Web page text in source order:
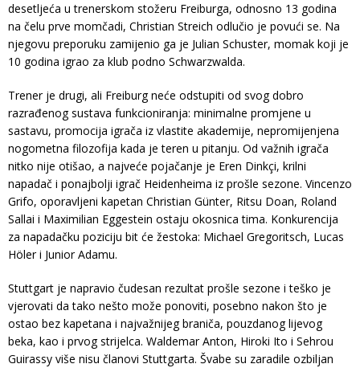
desetljeća u trenerskom stožeru Freiburga, odnosno 13 godina
na čelu prve momčadi, Christian Streich odlučio je povući se. Na
njegovu preporuku zamijenio ga je Julian Schuster, momak koji je
10 godina igrao za klub podno Schwarzwalda.
Trener je drugi, ali Freiburg neće odstupiti od svog dobro
razrađenog sustava funkcioniranja: minimalne promjene u
sastavu, promocija igrača iz vlastite akademije, nepromijenjena
nogometna filozofija kada je teren u pitanju. Od važnih igrača
nitko nije otišao, a najveće pojačanje je Eren Dinkçi, krilni
napadač i ponajbolji igrač Heidenheima iz prošle sezone. Vincenzo
Grifo, oporavljeni kapetan Christian Günter, Ritsu Doan, Roland
Sallai i Maximilian Eggestein ostaju okosnica tima. Konkurencija
za napadačku poziciju bit će žestoka: Michael Gregoritsch, Lucas
Höler i Junior Adamu.
Stuttgart je napravio čudesan rezultat prošle sezone i teško je
vjerovati da tako nešto može ponoviti, posebno nakon što je
ostao bez kapetana i najvažnijeg braniča, pouzdanog lijevog
beka, kao i prvog strijelca. Waldemar Anton, Hiroki Ito i Sehrou
Guirassy više nisu članovi Stuttgarta. Švabe su zaradile ozbiljan